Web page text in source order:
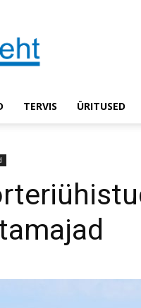
TERVIS ÜRITUSED